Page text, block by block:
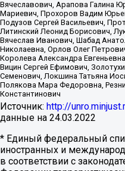
Вячеславович, Арапова Галина
Мариевич, Прохоров Вадим
Подузов Сергей Васильевич,
Литинский Леонид Борисович,
Вячеслав Иванович, Шабад
Николаевна, Орлов Олег
Королева Александра
Вицин Сергей Ефимович,
Семенович, Локшина Татьяна
Полякова Мара Федоровна,
Константинович
Источник: http://
данные на 24.03.2022
* Единый федеральный
иностранных и
в соответствии с